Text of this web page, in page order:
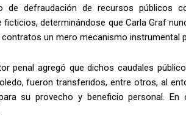
de defraudación de recursos públicos
ficticios, determinándose que Carla Graf
un mero mecanismo instrumental
penal agregó que dichos caudales
fueron transferidos, entre otros, al
su provecho y beneficio personal.